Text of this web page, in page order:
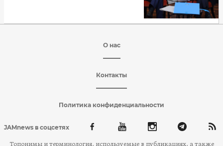
О нас
Контакты
Политика конфиденциальности
JAMnews в соцсетях
Топонимы и терминология, используемые в публикациях, а также